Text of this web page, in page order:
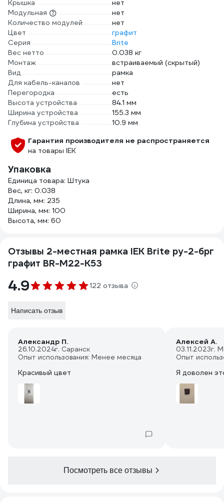
Крышка
нет
Модульная
нет
Количество модулей
нет
Цвет
графит
Серия
Brite
Вес нетто
0.038 кг
Монтаж
встраиваемый (скрытый)
Вид
рамка
Для кабель-каналов
нет
Перегородка
есть
Высота устройства
84.1 мм
Ширина устройства
155.3 мм
Глубина устройства
10.9 мм
Гарантия производителя не распространяется
на товары IEK
Упаковка
Единица товара: Штука
Вес, кг: 0.038
Длина, мм: 235
Ширина, мм: 100
Высота, мм: 60
Отзывы 2-местная рамка IEK Brite ру-2-брг
графит BR-M22-K53
4.9 122 отзыва
Написать отзыв
Александр П.
26.10.2024г. Саранск
Опыт использования: Менее месяца
Красивый цвет
Алексей А.
03.11.2023г.
Опыт
Я доволен
Посмотреть все отзывы